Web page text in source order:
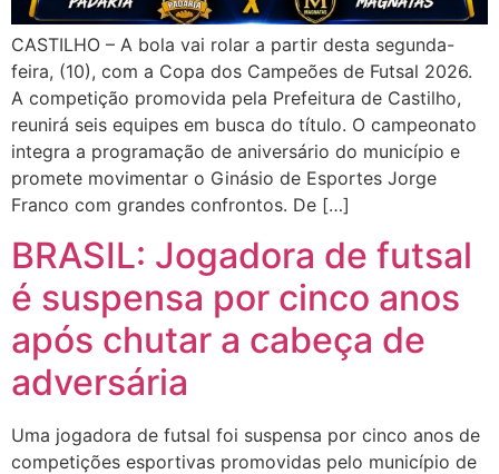
CASTILHO – A bola vai rolar a partir desta segunda-
feira, (10), com a Copa dos Campeões de Futsal 2026.
A competição promovida pela Prefeitura de Castilho,
reunirá seis equipes em busca do título. O campeonato
integra a programação de aniversário do município e
promete movimentar o Ginásio de Esportes Jorge
Franco com grandes confrontos. De […]
BRASIL: Jogadora de futsal
é suspensa por cinco anos
após chutar a cabeça de
adversária
Uma jogadora de futsal foi suspensa por cinco anos de
competições esportivas promovidas pelo município de